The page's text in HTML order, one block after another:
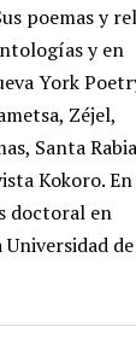
poemas y
y en
York
Zéjel,
Santa Rabia
Kokoro.
doctoral en
de